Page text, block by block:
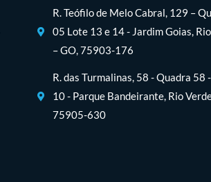
R. Teófilo de Melo Cabral, 129 –
05 Lote 13 e 14 - Jardim Goias,
– GO, 75903-176
R. das Turmalinas, 58 - Quadra 58
10 - Parque Bandeirante, Rio
75905-630